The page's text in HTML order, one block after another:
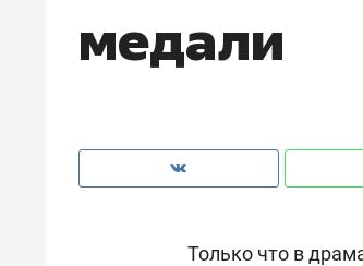
медали
Только что в
чем интересен